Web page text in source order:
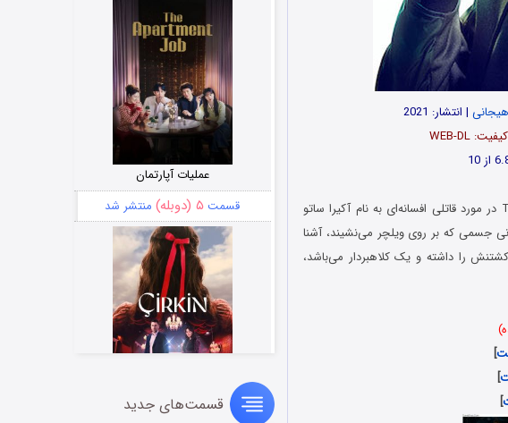
هیجانی| انتشار: 2021
فیلم افسانه: قاتلی که نمی کشد The Fable: The Killer Who Doesn’t Kill 2021 در مورد قاتلی افسانه‌ای به نام آکیرا ساتو
جسمی که بر روی ویلچر می‌نشیند، آشنا
را داشته و یک کلاهبردار می‌باشد،
]
]
]
عملیات آپارتمان
قسمت ۵ (دوبله) منتشر شد
سریال زشت
قسمت‌های جدید